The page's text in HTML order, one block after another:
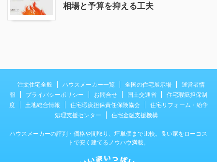
相場と予算を抑える工夫
注文住宅全般 ハウスメーカー一覧 全国の住宅展示場
運営者情
報
プライバシーポリシー お問合せ 国土交通省
住宅瑕疵担保制
度
土地総合情報 住宅瑕疵担保責任保険協会
住宅リフォーム・紛争
処理支援センター
住宅金融支援機構
ハウスメーカーの評判・価格や間取り、坪単価まで比較。良い家をローコス
トで安く建てるノウハウ満載。